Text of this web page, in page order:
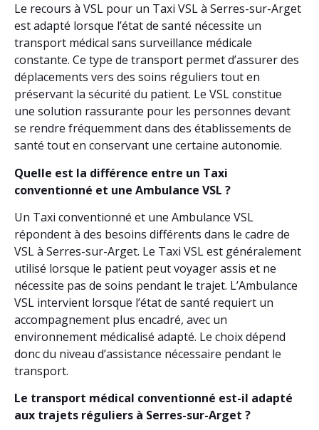
Le recours à VSL pour un Taxi VSL à Serres-sur-Arget
est adapté lorsque l’état de santé nécessite un
transport médical sans surveillance médicale
constante. Ce type de transport permet d’assurer des
déplacements vers des soins réguliers tout en
préservant la sécurité du patient. Le VSL constitue
une solution rassurante pour les personnes devant
se rendre fréquemment dans des établissements de
santé tout en conservant une certaine autonomie.
Quelle est la différence entre un Taxi
conventionné et une Ambulance VSL ?
Un Taxi conventionné et une Ambulance VSL
répondent à des besoins différents dans le cadre de
VSL à Serres-sur-Arget. Le Taxi VSL est généralement
utilisé lorsque le patient peut voyager assis et ne
nécessite pas de soins pendant le trajet. L’Ambulance
VSL intervient lorsque l’état de santé requiert un
accompagnement plus encadré, avec un
environnement médicalisé adapté. Le choix dépend
donc du niveau d’assistance nécessaire pendant le
transport.
Le transport médical conventionné est-il adapté
aux trajets réguliers à Serres-sur-Arget ?